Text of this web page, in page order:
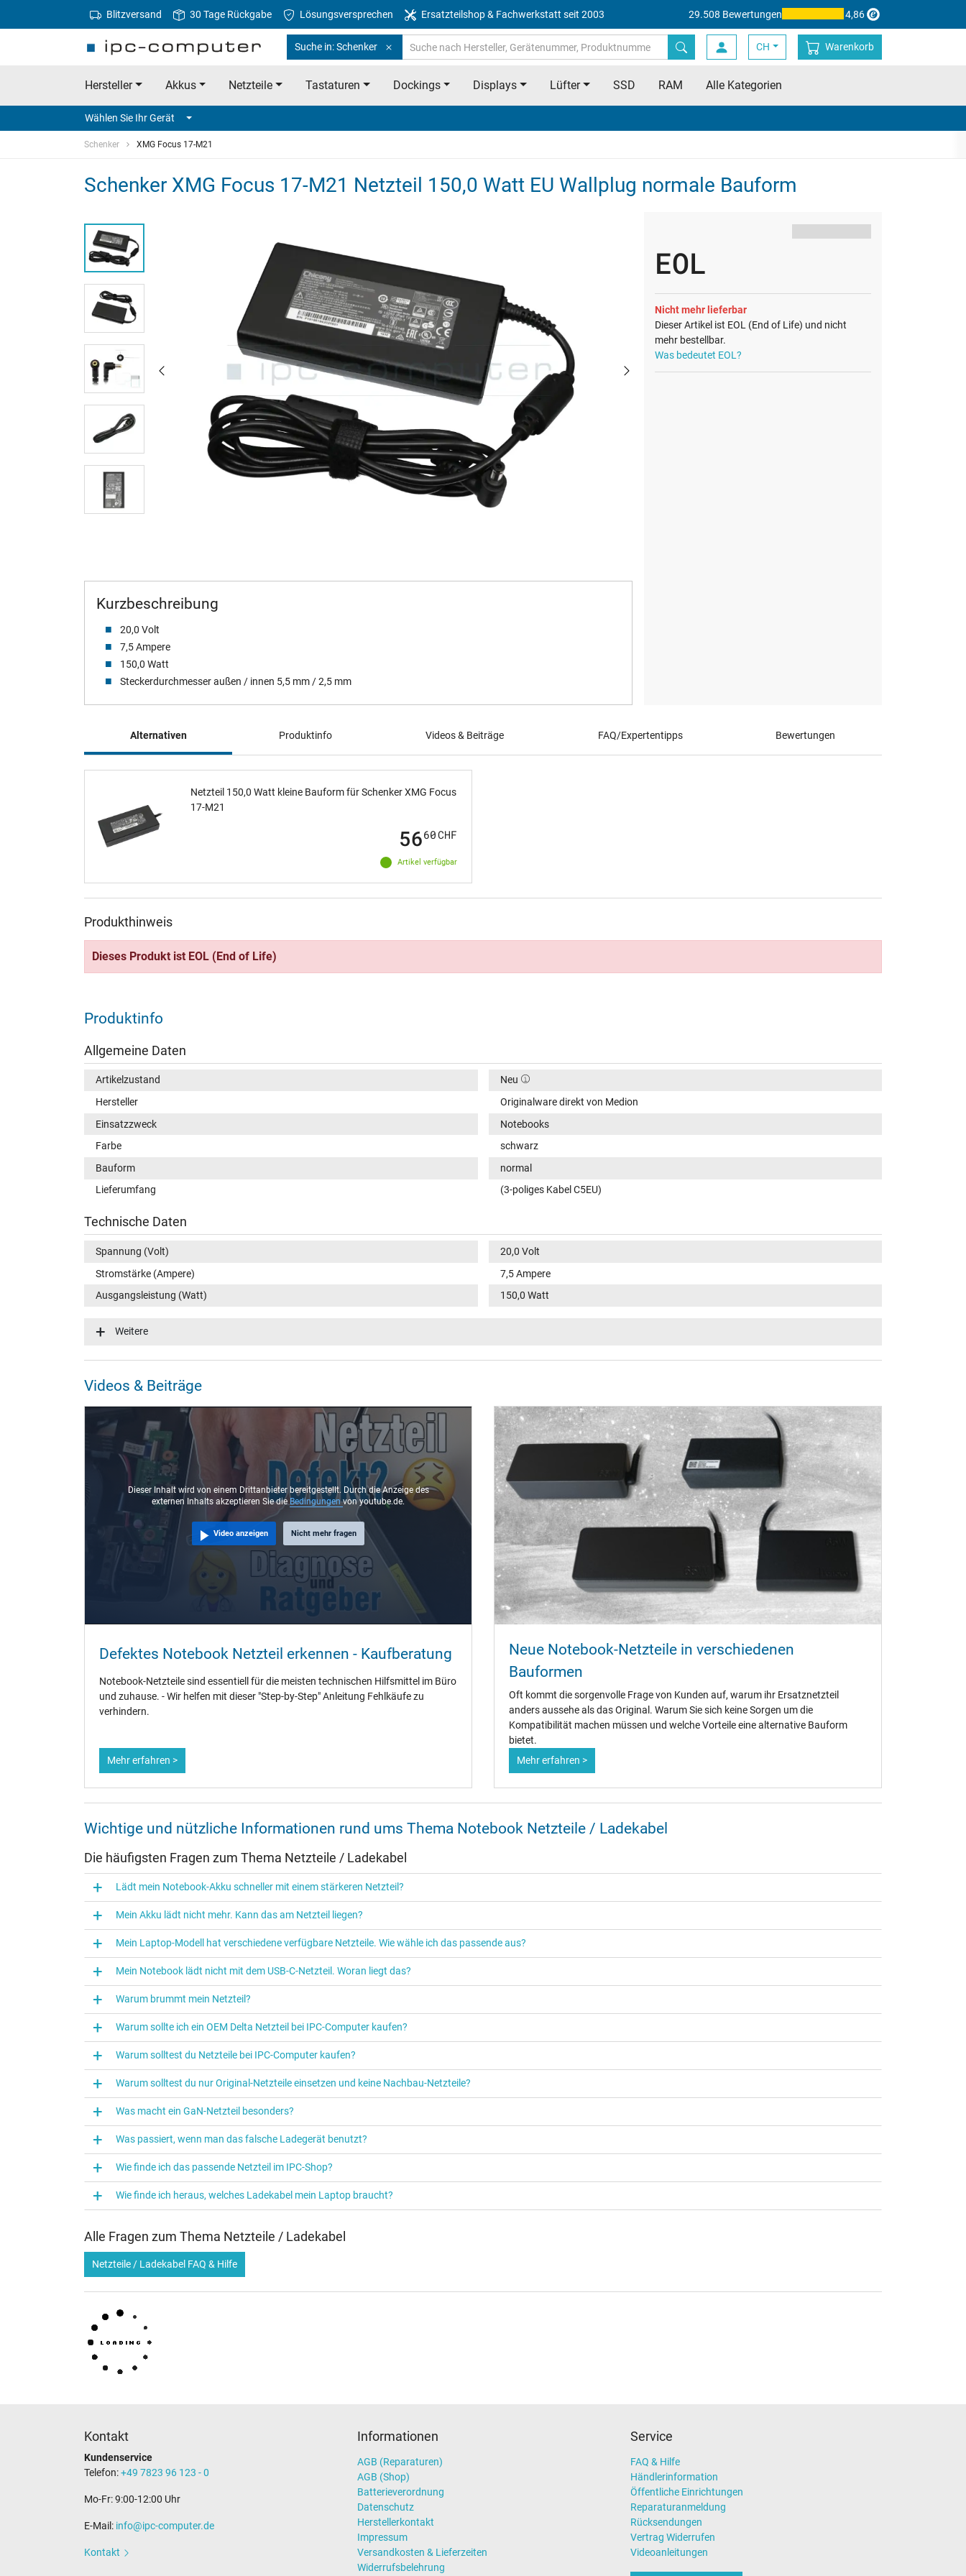
Blitzversand 30 Tage Rückgabe Lösungsversprechen Ersatzteilshop & Fachwerkstatt seit 2003 29.508 Bewertungen 4,86
Suche in: Schenker CH Warenkorb
Hersteller Akkus Netzteile Tastaturen Dockings Displays Lüfter SSD RAM Alle Kategorien
Wählen Sie Ihr Gerät
Schenker XMG Focus 17-M21
Schenker XMG Focus 17-M21 Netzteil 150,0 Watt EU Wallplug normale Bauform
Kurzbeschreibung
20,0 Volt
7,5 Ampere
150,0 Watt
Steckerdurchmesser außen / innen 5,5 mm / 2,5 mm
EOL
Nicht mehr lieferbar
Dieser Artikel ist EOL (End of Life) und nicht
mehr bestellbar.
Was bedeutet EOL?
Alternativen Produktinfo Videos & Beiträge FAQ/Expertentipps Bewertungen
Netzteil 150,0 Watt kleine Bauform für Schenker XMG Focus
17-M21
Artikel verfügbar
5660CHF
Produkthinweis
Dieses Produkt ist EOL (End of Life)
Produktinfo
Allgemeine Daten
Artikelzustand
Neu
Hersteller
Originalware direkt von Medion
Einsatzzweck
Notebooks
Farbe
schwarz
Bauform
normal
Lieferumfang
(3-poliges Kabel C5EU)
Technische Daten
Spannung (Volt)
20,0 Volt
Stromstärke (Ampere)
7,5 Ampere
Ausgangsleistung (Watt)
150,0 Watt
Energieeffizienz
Steckerlänge (mm)
10,0 mm
Steckerdurchmesser außen / innen
5,5 mm / 2,5 mm
Stift im Stecker
Nein
Länge Anschlusskabel (m) (ca.)
175.00 m
Länge / Breite / Höhe 135 mm / 65 mm / 25 mm
Überlast-, kurzschluss- und überhitzungsgeschützt
Ja
CE
EAC
NOM NYCE
SEC
Singapore Safety Mark
TÜV Argentina Certificado
TÜV Geprüfte Sicherheit
UKCA
Kategorisierung
Kategorie
Weitere
Videos & Beiträge
Dieser Inhalt wird von einem Drittanbieter bereitgestellt. Durch die Anzeige des
externen Inhalts akzeptieren Sie dieBedingungenvon youtube.de.
Video anzeigen Nicht mehr fragen
Defektes Notebook Netzteil erkennen - Kaufberatung
Notebook-Netzteile sind essentiell für die meisten technischen Hilfsmittel im Büro
und zuhause. - Wir helfen mit dieser "Step-by-Step" Anleitung Fehlkäufe zu
verhindern.
Mehr erfahren >
Neue Notebook-Netzteile in verschiedenen
Bauformen
Oft kommt die sorgenvolle Frage von Kunden auf, warum ihr Ersatznetzteil
anders aussehe als das Original. Warum Sie sich keine Sorgen um die
Kompatibilität machen müssen und welche Vorteile eine alternative Bauform
bietet.
Mehr erfahren >
Wichtige und nützliche Informationen rund ums Thema Notebook Netzteile / Ladekabel
Die häufigsten Fragen zum Thema Netzteile / Ladekabel
Lädt mein Notebook-Akku schneller mit einem stärkeren Netzteil?
Mein Akku lädt nicht mehr. Kann das am Netzteil liegen?
Mein Laptop-Modell hat verschiedene verfügbare Netzteile. Wie wähle ich das passende aus?
Mein Notebook lädt nicht mit dem USB-C-Netzteil. Woran liegt das?
Warum brummt mein Netzteil?
Warum sollte ich ein OEM Delta Netzteil bei IPC‑Computer kaufen?
Warum solltest du Netzteile bei IPC‑Computer kaufen?
Warum solltest du nur Original-Netzteile einsetzen und keine Nachbau-Netzteile?
Was macht ein GaN-Netzteil besonders?
Was passiert, wenn man das falsche Ladegerät benutzt?
Wie finde ich das passende Netzteil im IPC-Shop?
Wie finde ich heraus, welches Ladekabel mein Laptop braucht?
Alle Fragen zum Thema Netzteile / Ladekabel
Netzteile / Ladekabel FAQ & Hilfe
Kontakt
Kundenservice
Telefon:+49 7823 96 123 - 0
Mo-Fr: 9:00-12:00 Uhr
E-Mail: info@ipc-computer.de
Kontakt
Informationen
AGB (Reparaturen)
AGB (Shop)
Batterieverordnung
Datenschutz
Herstellerkontakt
Impressum
Versandkosten & Lieferzeiten
Widerrufsbelehrung
Service
FAQ & Hilfe
Händlerinformation
Öffentliche Einrichtungen
Reparaturanmeldung
Rücksendungen
Vertrag Widerrufen
Videoanleitungen